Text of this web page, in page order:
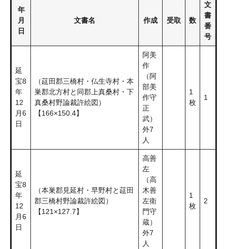
年
月
日
文書名 作成 受取 数
文
書
番
号
延
宝8
年
12
月6
日
（莚田郡三橋村・仏生寺村・本
巣郡北方村と同郡上真桑村・下
真桑村野論裁許絵図）
【166×150.4】
阿美
作
（阿
部美
作守
正
武）
外7
人
1
枚
1
延
宝8
年
12
月6
日
（本巣郡見延村・早野村と莚田
郡三橋村野論裁許絵図）
【121×127.7】
高善
左
（高
木善
左衛
門守
蔵）
外7
人
1
枚
2